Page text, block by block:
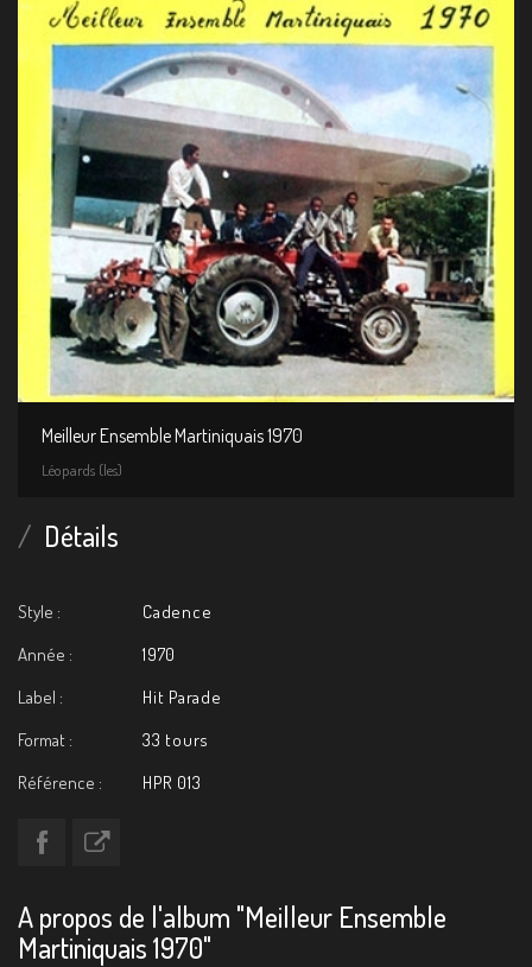
Meilleur Ensemble Martiniquais 1970
Léopards (les)
Détails
Style :
Cadence
Année :
1970
Label :
Hit Parade
Format :
33 tours
Référence :
HPR 013
A propos de l'album "Meilleur Ensemble
Martiniquais 1970"